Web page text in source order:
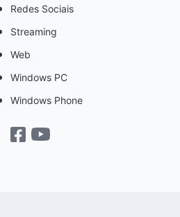
Redes Sociais
Streaming
Web
Windows PC
Windows Phone